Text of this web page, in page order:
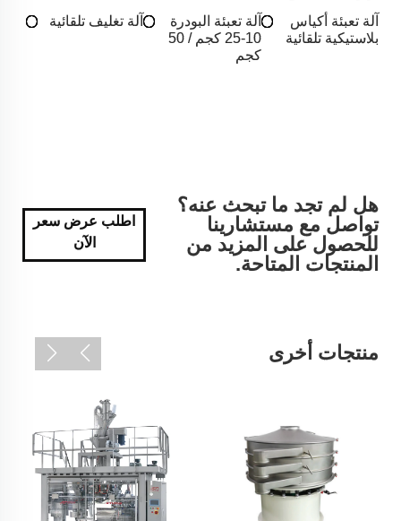
آلة تعبئة أكياس
بلاستيكية تلقائية
آلة تعبئة البودرة
10-25 كجم / 50
كجم
آلة تغليف تلقائية
هل لم تجد ما تبحث عنه؟
تواصل مع مستشارينا
للحصول على المزيد من
المنتجات المتاحة.
اطلب عرض سعر
الآن
منتجات أخرى